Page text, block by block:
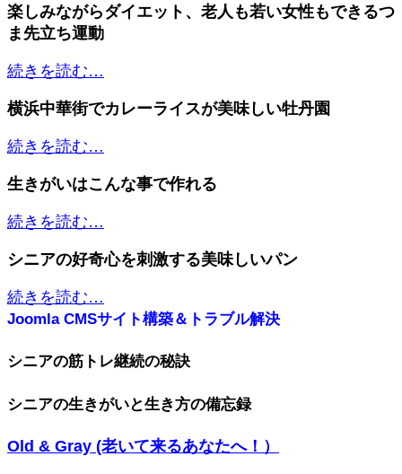
楽しみながらダイエット、老人も若い女性もできるつ
ま先立ち運動
続きを読む…
横浜中華街でカレーライスが美味しい牡丹園
続きを読む…
生きがいはこんな事で作れる
続きを読む…
シニアの好奇心を刺激する美味しいパン
続きを読む…
Joomla CMSサイト構築＆トラブル解決
シニアの筋トレ継続の秘訣
シニアの生きがいと生き方の備忘録
Old & Gray (老いて来るあなたへ！）